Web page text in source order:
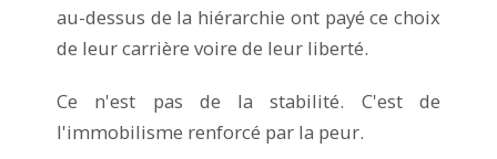
au-dessus de la hiérarchie ont payé ce choix
de leur carrière voire de leur liberté.
Ce n'est pas de la stabilité. C'est de
l'immobilisme renforcé par la peur.